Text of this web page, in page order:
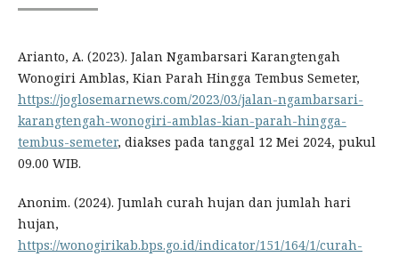
Arianto, A. (2023). Jalan Ngambarsari Karangtengah
Wonogiri Amblas, Kian Parah Hingga Tembus Semeter,
https://joglosemarnews.com/2023/03/jalan-ngambarsari-
karangtengah-wonogiri-amblas-kian-parah-hingga-
tembus-semeter, diakses pada tanggal 12 Mei 2024, pukul
09.00 WIB.
Anonim. (2024). Jumlah curah hujan dan jumlah hari
hujan,
https://wonogirikab.bps.go.id/indicator/151/164/1/curah-